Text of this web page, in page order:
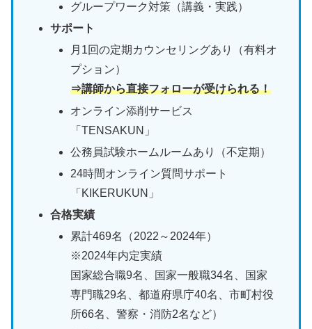
グループワーク対策（講義・実践）
サポート
月1回の定期カウンセリングあり（有料オ
プション）
⇒講師から直接フォローが受けられる！
オンライン添削サービス
「TENSAKUN」
公務員試験ホームルームあり（不定期）
24時間オンライン質問サポート
「KIKERUKUN」
合格実績
累計469名（2022～2024年）
※2024年内定実績
国家総合職9名、国家一般職34名、国家
専門職29名、都道府県庁40名、市町村役
所66名、警察・消防2名など）